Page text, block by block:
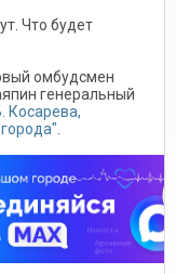
Что будет
омбудсмен
генеральный
Косарева,